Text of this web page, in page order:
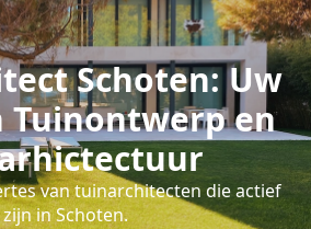
Schoten: Uw
Tuinontwerp en
van tuinarchitecten die actief
zijn in Schoten.